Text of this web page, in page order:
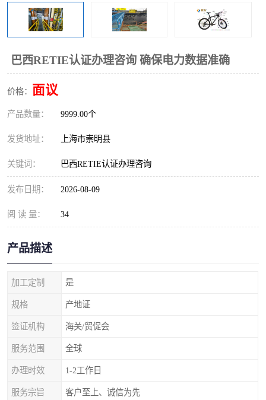
巴西RETIE认证办理咨询 确保电力数据准确
价格： 面议
产品数量： 9999.00个
发货地址： 上海市崇明县
关键词： 巴西RETIE认证办理咨询
发布日期： 2026-08-09
阅 读 量： 34
产品描述
加工定制 是
规格 产地证
签证机构 海关/贸促会
服务范围 全球
办理时效 1-2工作日
服务宗旨 客户至上、诚信为先